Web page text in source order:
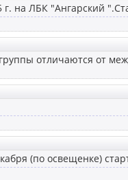
г. на ЛБК "Ангарский
отличаются от
(по освещенке)